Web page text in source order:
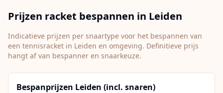
Prijzen racket bespannen in Leiden
Indicatieve prijzen per snaartype voor het bespannen van
een tennisracket in Leiden en omgeving. Definitieve prijs
hangt af van bespanner en snaarkeuze.
Bespanprijzen Leiden (incl. snaren)